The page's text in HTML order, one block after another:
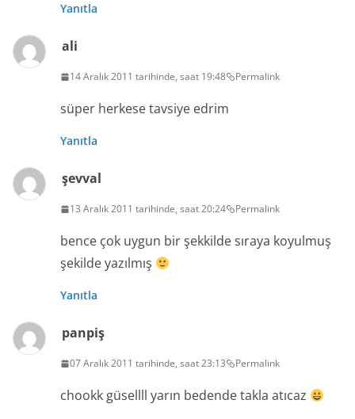
Yanıtla
ali
14 Aralık 2011 tarihinde, saat 19:48 Permalink
süper herkese tavsiye edrim
Yanıtla
şevval
13 Aralık 2011 tarihinde, saat 20:24 Permalink
bence çok uygun bir şekkilde sıraya koyulmuş
şekilde yazılmış
Yanıtla
panpiş
07 Aralık 2011 tarihinde, saat 23:13 Permalink
chookk güsellll yarın bedende takla atıcaz